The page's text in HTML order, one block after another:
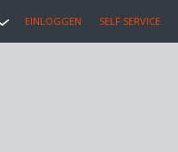
EINLOGGEN SELF SERVICE